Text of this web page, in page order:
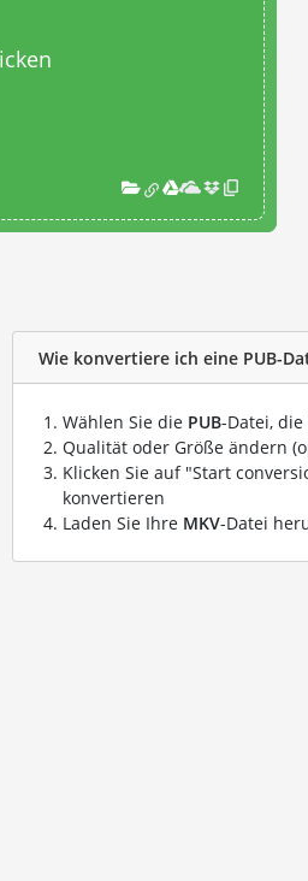
Wie konvertiere ich eine PUB-
Wählen Sie die PUB-Datei,
Qualität oder Größe ändern
Klicken Sie auf "Start
konvertieren
Laden Sie Ihre MKV-Datei